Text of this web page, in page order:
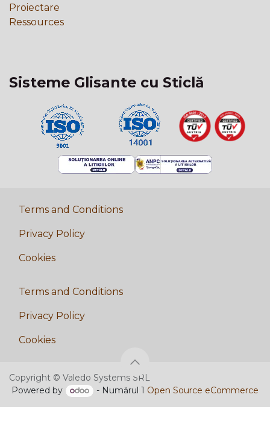
Proiectare
Ressources
Sisteme Glisante cu Sticlă
Terms and Conditions
Privacy Policy
Cookies
Terms and Conditions
Privacy Policy
Cookies
Copyright © Valedo Systems SRL
Powered by
- Numărul 1 Open Source eCommerce